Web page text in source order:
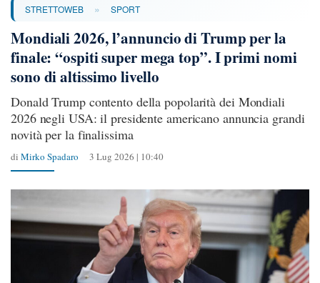
STRETTOWEB » SPORT
Mondiali 2026, l’annuncio di Trump per la
finale: “ospiti super mega top”. I primi nomi
sono di altissimo livello
Donald Trump contento della popolarità dei Mondiali
2026 negli USA: il presidente americano annuncia grandi
novità per la finalissima
di Mirko Spadaro 3 Lug 2026 | 10:40